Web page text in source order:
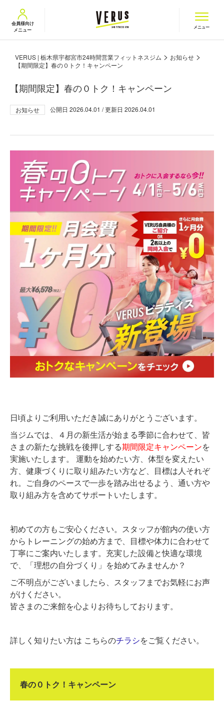
VERUS ヴェルス
会員様向け
メニュー
メニュー
VERUS | 栃木県宇都宮市24時間営業フィットネスジム > お知らせ >
【期間限定】春の０トク！キャンペーン
【期間限定】春の０トク！キャンペーン
お知らせ 公開日 2026.04.01 / 更新日 2026.04.01
日頃よりご利用いただき誠にありがとうございます。
当ジムでは、４月の新生活が始まる季節に合わせて、皆
さまの新たな挑戦を後押しする期間限定キャンペーンを
実施いたします。 運動を始めたい方、体型を変えたい
方、健康づくりに取り組みたい方など、目標は人それぞ
れ。ご自身のペースで一歩を踏み出せるよう、通い方や
取り組み方を含めてサポートいたします。
初めての方もご安心ください。スタッフが館内の使い方
からトレーニングの始め方まで、目標や体力に合わせて
丁寧にご案内いたします。充実した設備と快適な環境
で、「理想の自分づくり」を始めてみませんか？
ご不明点がございましたら、スタッフまでお気軽にお声
がけください。
皆さまのご来館を心よりお待ちしております。
詳しく知りたい方は こちらのチラシをご覧ください。
春の０トク！キャンペーン